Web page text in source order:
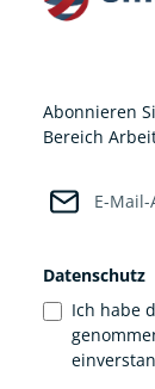
Abonnieren
Bereich
Datenschutz
Ich habe